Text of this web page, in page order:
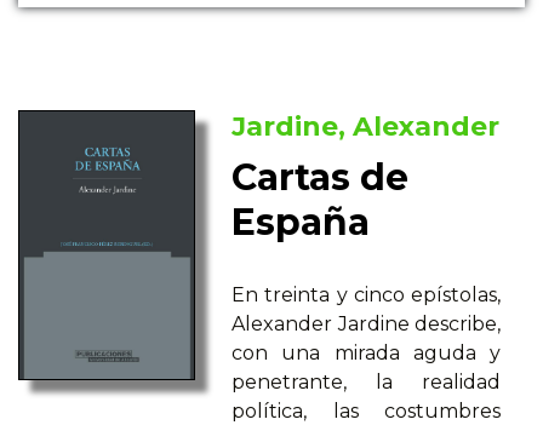
Jardine, Alexander
Cartas de
España
En treinta y cinco epístolas,
Alexander Jardine describe,
con una mirada aguda y
penetrante, la realidad
política, las costumbres